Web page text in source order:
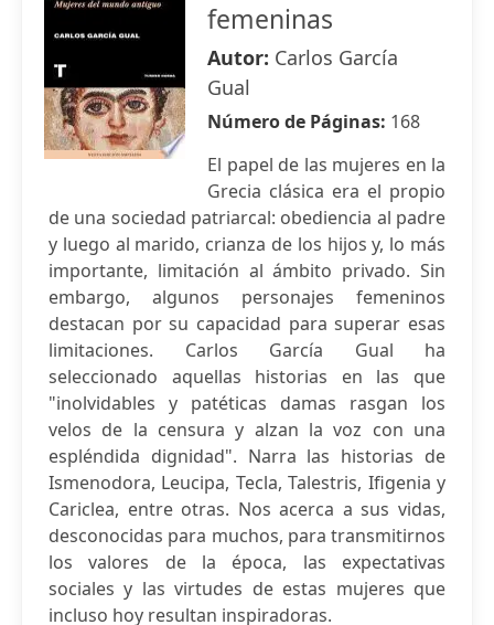
femeninas
Autor: Carlos García
Gual
Número de Páginas: 168
El papel de las mujeres en la
Grecia clásica era el propio
de una sociedad patriarcal: obediencia al padre
y luego al marido, crianza de los hijos y, lo más
importante, limitación al ámbito privado. Sin
embargo, algunos personajes femeninos
destacan por su capacidad para superar esas
limitaciones. Carlos García Gual ha
seleccionado aquellas historias en las que
"inolvidables y patéticas damas rasgan los
velos de la censura y alzan la voz con una
espléndida dignidad". Narra las historias de
Ismenodora, Leucipa, Tecla, Talestris, Ifigenia y
Cariclea, entre otras. Nos acerca a sus vidas,
desconocidas para muchos, para transmitirnos
los valores de la época, las expectativas
sociales y las virtudes de estas mujeres que
incluso hoy resultan inspiradoras.